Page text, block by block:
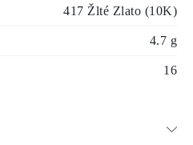
417 Žlté Zlato (10K)
4.7 g
16